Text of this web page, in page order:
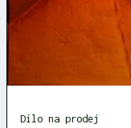
Dílo na prodej